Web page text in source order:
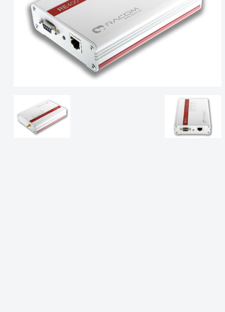
Ширина полосы (кГц)
Стабильность частоты
ПРЯМОЕ ИСПРАВЛЕНИЕ ОШИБОК (FEC)